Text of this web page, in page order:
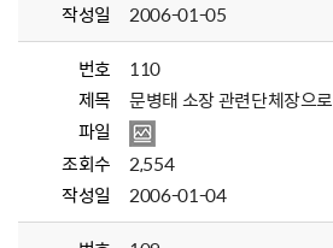
작성일
2006-01-05
번호
110
제목
문병태 소장 관련단체장으
파일
조회수
2,554
작성일
2006-01-04